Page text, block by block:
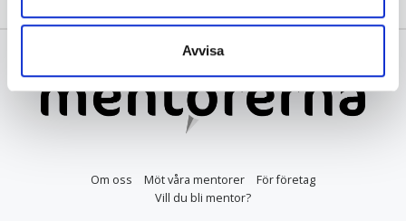
Avvisa
Om oss Möt våra mentorer
För företag
Vill du bli mentor?